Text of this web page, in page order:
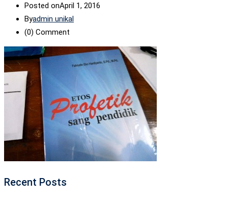
Posted onApril 1, 2016
Byadmin unikal
(0) Comment
Recent Posts